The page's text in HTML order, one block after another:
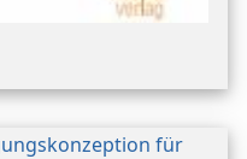
für